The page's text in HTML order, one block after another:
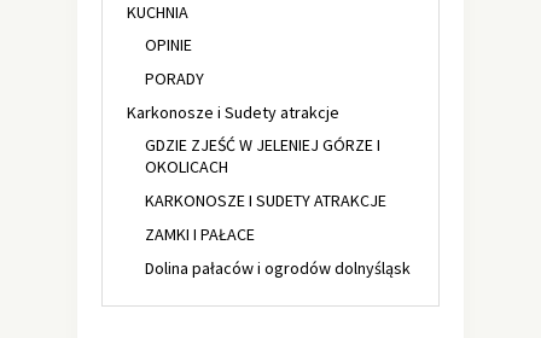
KUCHNIA
OPINIE
PORADY
Karkonosze i Sudety atrakcje
GDZIE ZJEŚĆ W JELENIEJ GÓRZE I
OKOLICACH
KARKONOSZE I SUDETY ATRAKCJE
ZAMKI I PAŁACE
Dolina pałaców i ogrodów dolnyśląsk